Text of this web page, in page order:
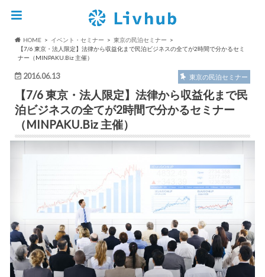
HOME イベント・セミナー
東京の民泊セミナー
【7/6 東京・法人限定】法律から収益化まで民泊ビジネスの全てが2時間で分かるセミ
ナー（MINPAKU.Biz 主催）
2016.06.13 東京の民泊セミナー
【7/6 東京・法人限定】法律から収益化まで民
泊ビジネスの全てが2時間で分かるセミナー
（MINPAKU.Biz 主催）